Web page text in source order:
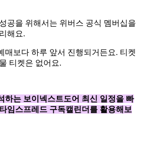
공을 위해서는 위버스 공식 멤버십을
해요.
매보다 하루 앞서 진행되거든요. 티켓
티켓은 없어요.
하는 보이넥스트도어 최신 일정을 빠
임스프레드 구독캘린더를 활용해보